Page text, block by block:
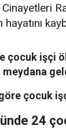
hayatını
çocuk işçi
çocuk
24